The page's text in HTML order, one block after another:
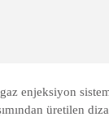
enjeksiyon
üretilen